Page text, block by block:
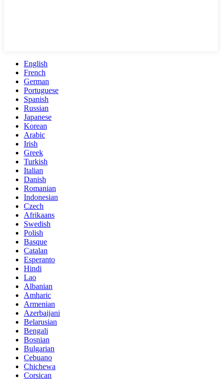
English
French
German
Portuguese
Spanish
Russian
Japanese
Korean
Arabic
Irish
Greek
Turkish
Italian
Danish
Romanian
Indonesian
Czech
Afrikaans
Swedish
Polish
Basque
Catalan
Esperanto
Hindi
Lao
Albanian
Amharic
Armenian
Azerbaijani
Belarusian
Bengali
Bosnian
Bulgarian
Cebuano
Chichewa
Corsican